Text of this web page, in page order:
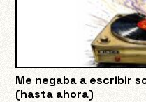
Me negaba a escribir
(hasta ahora)